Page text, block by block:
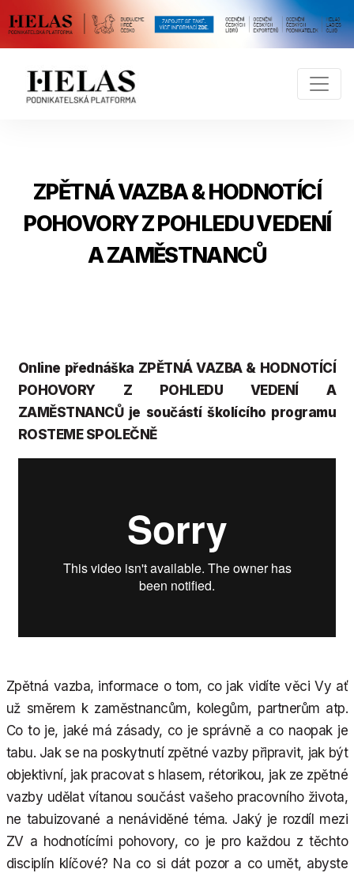
ZPĚTNÁ VAZBA & HODNOTÍCÍ
POHOVORY Z POHLEDU VEDENÍ
A ZAMĚSTNANCŮ
Online přednáška ZPĚTNÁ VAZBA & HODNOTÍCÍ
POHOVORY Z POHLEDU VEDENÍ A
ZAMĚSTNANCŮ je součástí školícího programu
ROSTEME SPOLEČNĚ
Zpětná vazba, informace o tom, co jak vidíte věci Vy ať
už směrem k zaměstnancům, kolegům, partnerům atp.
Co to je, jaké má zásady, co je správně a co naopak je
tabu. Jak se na poskytnutí zpětné vazby připravit, jak být
objektivní, jak pracovat s hlasem, rétorikou, jak ze zpětné
vazby udělat vítanou součást vašeho pracovního života,
ne tabuizované a nenáviděné téma. Jaký je rozdíl mezi
ZV a hodnotícími pohovory, co je pro každou z těchto
disciplín klíčové? Na co si dát pozor a co umět, abyste